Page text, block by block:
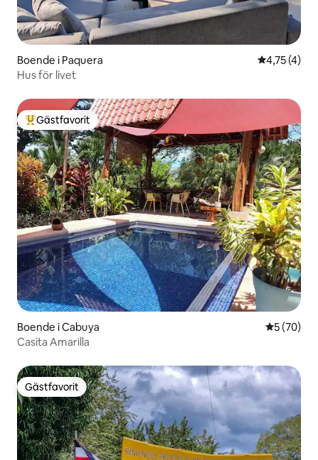
Boende i Paquera 4,75 av 5 i
4,75 (4)
Hus för livet
Populär gästfavorit
Gästfavorit
Boende i Cabuya 5 av 5 i
5 (70)
Casita Amarilla
Gästfavorit
Gästfavorit